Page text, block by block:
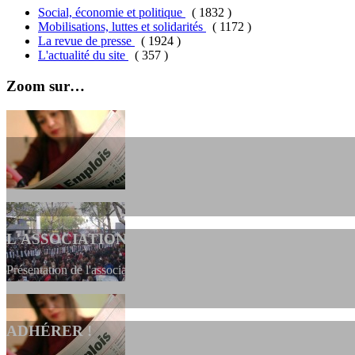
Social, économie et politique
( 1832 )
Mobilisations, luttes et solidarités
( 1172 )
La revue de presse
( 1924 )
L'actualité du site
( 357 )
Zoom sur…
L'ASSOCIATION
Présentation de l'association et de sa charte qui encadre nos actions et
ADHÉRER !